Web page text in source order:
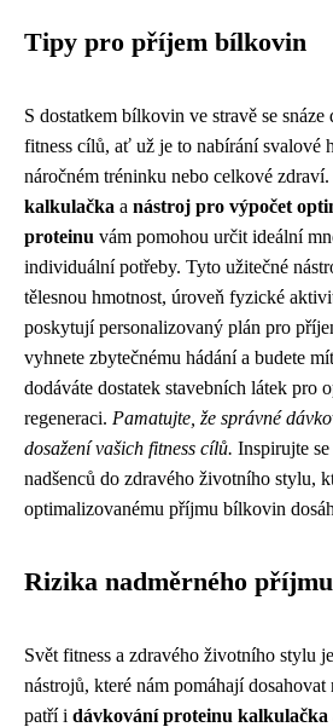
Tipy pro příjem bílkovin
S dostatkem bílkovin ve stravě se
fitness cílů, ať už je to nabírání svalové
náročném tréninku nebo celkové zdraví.
kalkulačka a nástroj pro výpočet
proteinu vám pomohou určit ideální
individuální potřeby. Tyto užitečné
tělesnou hmotnost, úroveň fyzické
poskytují personalizovaný plán pro
vyhnete zbytečnému hádání a budete
dodáváte dostatek stavebních látek pro
regeneraci. Pamatujte, že správné
dosažení vašich fitness cílů. Inspirujte
nadšenců do zdravého životního stylu,
optimalizovanému příjmu bílkovin
Rizika nadměrného
Svět fitness a zdravého životního stylu
nástrojů, které nám pomáhají
patří i dávkování proteinu kalkulačka